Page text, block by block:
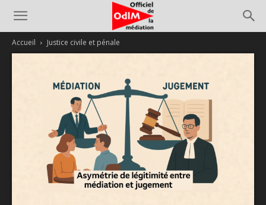
Accueil Justice civile et pénale